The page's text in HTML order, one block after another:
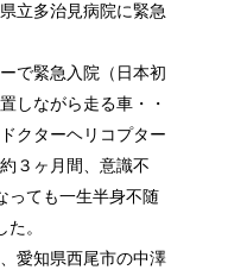
立多治見病院に緊急
で緊急入院（日本初
しながら走る車・・
クターヘリコプター
３ヶ月間、意識不
っても一生半身不随
。
愛知県西尾市の中澤